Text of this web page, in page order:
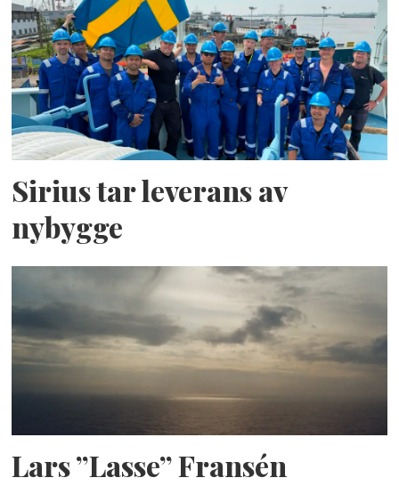
Sirius tar leverans av
nybygge
Lars ”Lasse” Fransén